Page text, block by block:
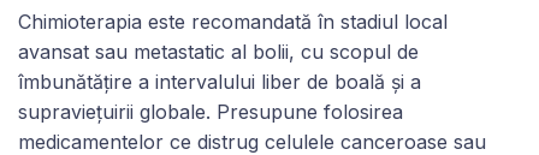
Chimioterapia este recomandată în stadiul local
avansat sau metastatic al bolii, cu scopul de
îmbunătățire a intervalului liber de boală și a
supraviețuirii globale. Presupune folosirea
medicamentelor ce distrug celulele canceroase sau